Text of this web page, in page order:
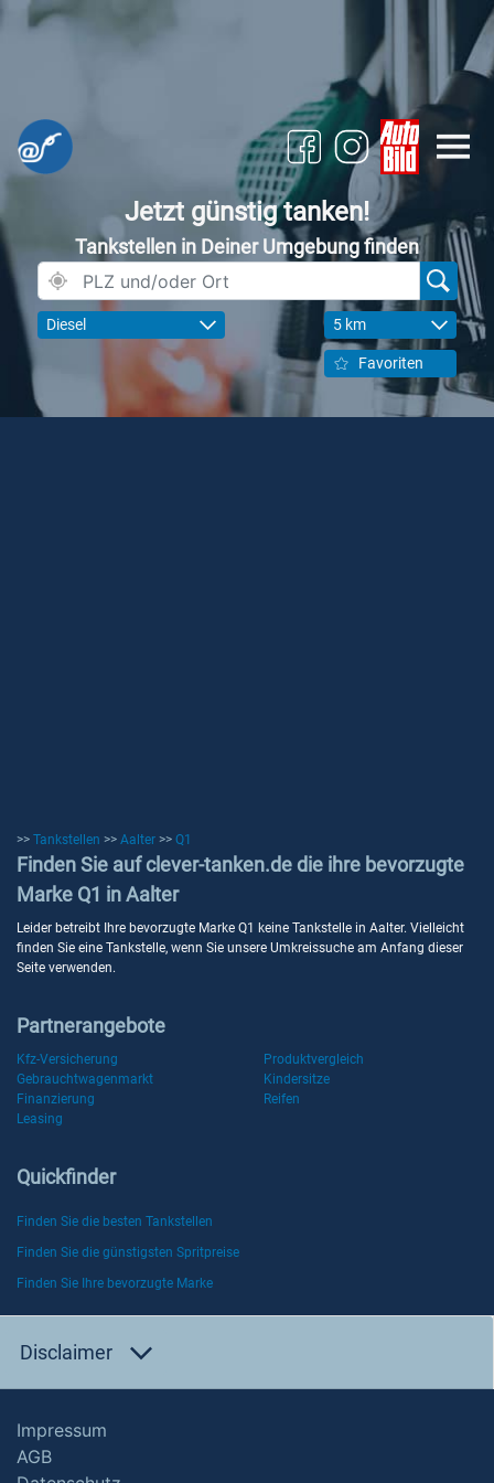
Jetzt günstig tanken!
Tankstellen in Deiner Umgebung finden
Diesel 5 km
Favoriten
>> Tankstellen >> Aalter >> Q1
Finden Sie auf clever-tanken.de die ihre bevorzugte
Marke Q1 in Aalter
Leider betreibt Ihre bevorzugte Marke Q1 keine Tankstelle in Aalter. Vielleicht
finden Sie eine Tankstelle, wenn Sie unsere Umkreissuche am Anfang dieser
Seite verwenden.
Partnerangebote
Kfz-Versicherung
Produktvergleich
Gebrauchtwagenmarkt
Kindersitze
Finanzierung
Reifen
Leasing
Quickfinder
Finden Sie die besten Tankstellen
Finden Sie die günstigsten Spritpreise
Finden Sie Ihre bevorzugte Marke
Disclaimer
Impressum
AGB